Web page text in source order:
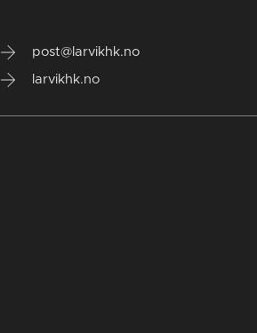
post@larvikhk.no
larvikhk.no